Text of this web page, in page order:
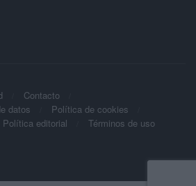
Contacto
datos
Política de cookies
Política editorial Términos de uso